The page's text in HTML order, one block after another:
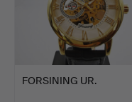
FORSINING UR.